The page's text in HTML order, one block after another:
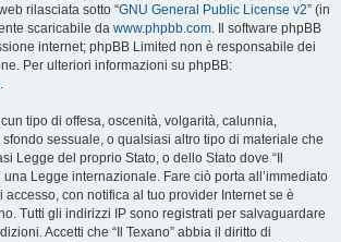
rilasciata sotto “GNU General Public License v2” (in
scaricabile da www.phpbb.com. Il software phpBB
internet; phpBB Limited non è responsabile dei
Per ulteriori informazioni su phpBB:
.
tipo di offesa, oscenità, volgarità, calunnia,
sessuale, o qualsiasi altro tipo di materiale che
Legge del proprio Stato, o dello Stato dove “Il
una Legge internazionale. Fare ciò porta all’immediato
con notifica al tuo provider Internet se è
Tutti gli indirizzi IP sono registrati per salvaguardare
Accetti che “Il Texano” abbia il diritto di